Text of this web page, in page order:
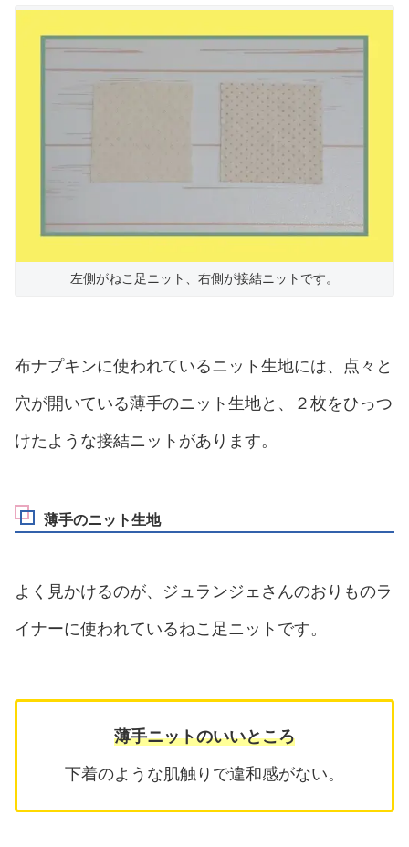
左側がねこ足ニット、右側が接結ニットです。
布ナプキンに使われているニット生地には、点々と
穴が開いている薄手のニット生地と、２枚をひっつ
けたような接結ニットがあります。
薄手のニット生地
よく見かけるのが、ジュランジェさんのおりものラ
イナーに使われているねこ足ニットです。
薄手ニットのいいところ
下着のような肌触りで違和感がない。